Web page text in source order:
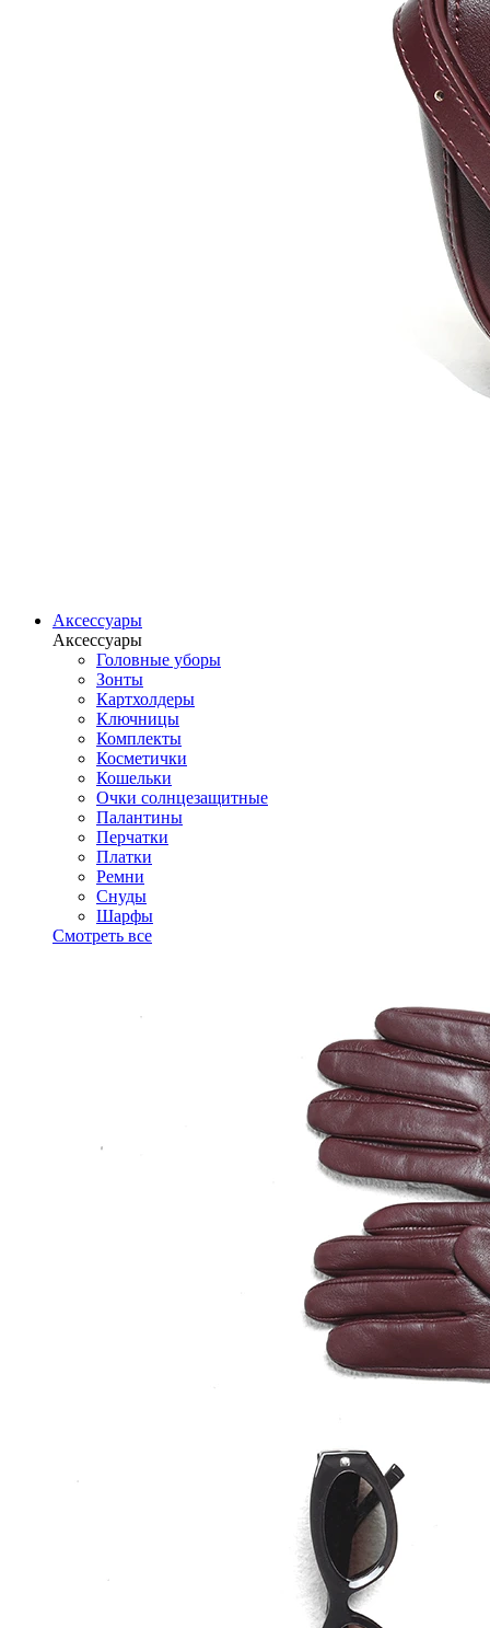
Аксессуары
Аксессуары
Головные уборы
Зонты
Картхолдеры
Ключницы
Комплекты
Косметички
Кошельки
Очки солнцезащитные
Палантины
Перчатки
Платки
Ремни
Снуды
Шарфы
Смотреть все